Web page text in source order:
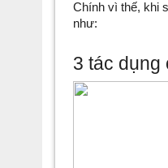
Chính vì thế, khi
như:
3 tác